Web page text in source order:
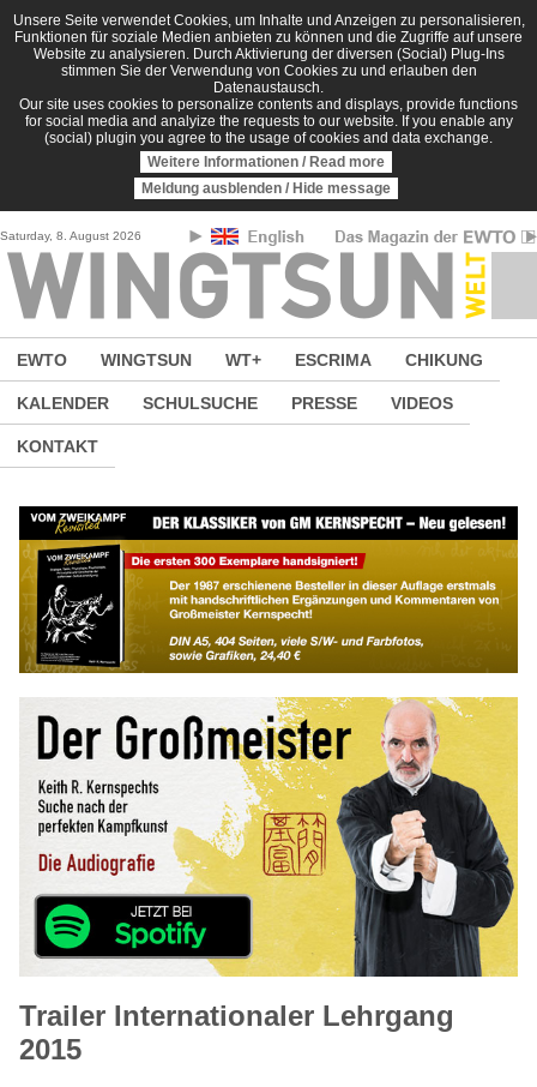
Direkt zum Inhalt
Unsere Seite verwendet Cookies, um Inhalte und Anzeigen zu personalisieren,
Funktionen für soziale Medien anbieten zu können und die Zugriffe auf unsere
Website zu analysieren. Durch Aktivierung der diversen (Social) Plug-Ins
stimmen Sie der Verwendung von Cookies zu und erlauben den
Datenaustausch.
Our site uses cookies to personalize contents and displays, provide functions
for social media and analyize the requests to our website. If you enable any
(social) plugin you agree to the usage of cookies and data exchange.
Weitere Informationen / Read more
Meldung ausblenden / Hide message
Saturday, 8. August 2026
EWTO WINGTSUN WT+ ESCRIMA CHIKUNG
KALENDER SCHULSUCHE PRESSE VIDEOS
KONTAKT
Trailer Internationaler Lehrgang
2015